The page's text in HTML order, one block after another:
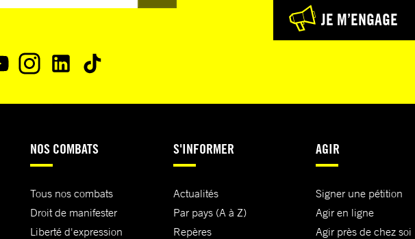
JE M’ENGAGE
NOS COMBATS
Tous nos combats
Droit de manifester
Liberté d'expression
S'INFORMER
Actualités
Par pays (A à Z)
Repères
AGIR
Signer une pétition
Agir en ligne
Agir près de chez soi